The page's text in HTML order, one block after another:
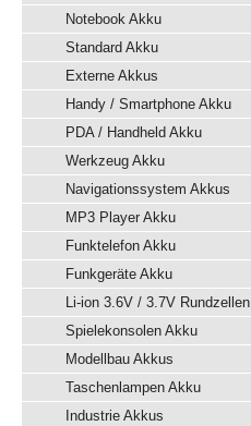
Notebook Akku
Standard Akku
Externe Akkus
Handy / Smartphone Akku
PDA / Handheld Akku
Werkzeug Akku
Navigationssystem Akkus
MP3 Player Akku
Funktelefon Akku
Funkgeräte Akku
Li-ion 3.6V / 3.7V Rundzellen
Spielekonsolen Akku
Modellbau Akkus
Taschenlampen Akku
Industrie Akkus